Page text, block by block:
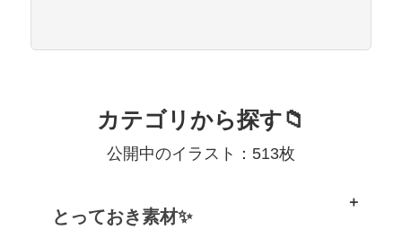
カテゴリから探す📁
公開中のイラスト：513枚
とっておき素材✨